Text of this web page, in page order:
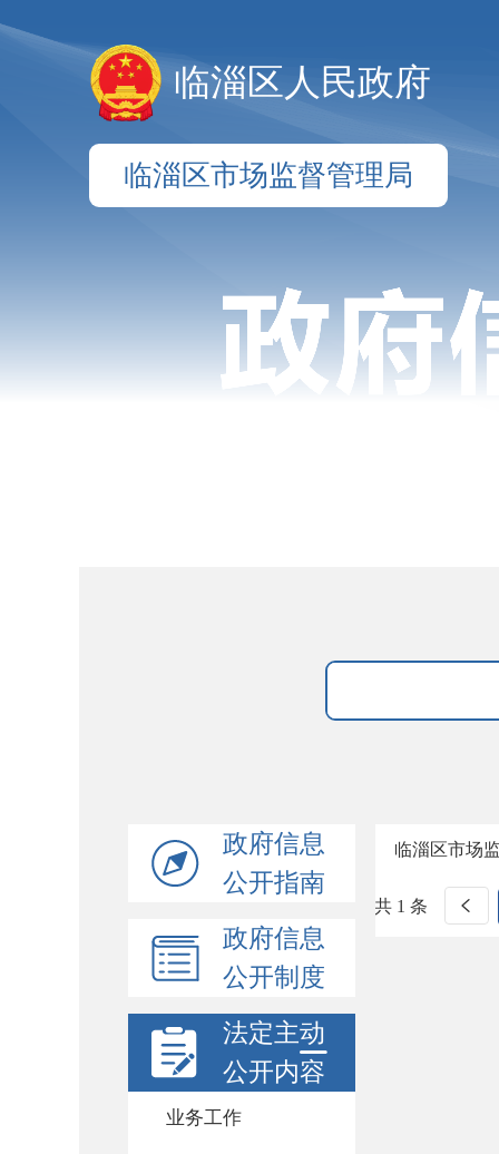
临淄区人民政府
临淄区市场监督管理局
政府信息
公开指南
政府信息
公开制度
法定主动
公开内容
业务工作
临淄区市场
共 1 条